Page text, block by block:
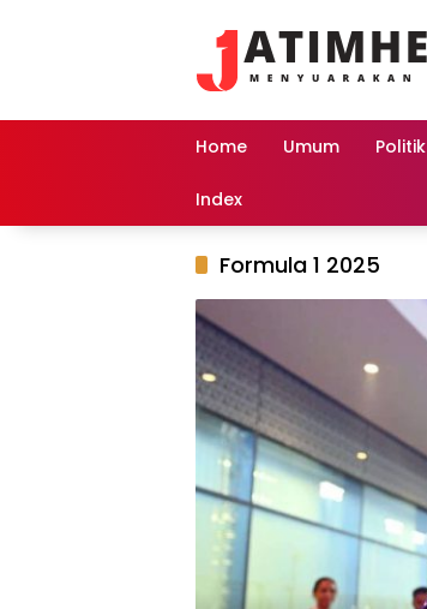
Home Umum Politik
Index
Formula 1 2025